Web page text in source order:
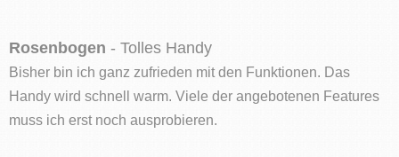
Rosenbogen - Tolles Handy
Bisher bin ich ganz zufrieden mit den Funktionen. Das
Handy wird schnell warm. Viele der angebotenen Features
muss ich erst noch ausprobieren.